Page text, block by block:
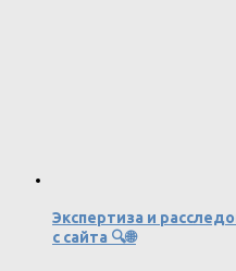
Экспертиза и
с сайта 🔍🌐